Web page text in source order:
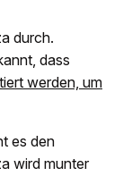
durch.
dass
werden, um
es den
wird munter